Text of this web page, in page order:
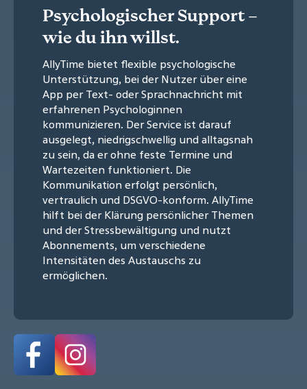
Psychologischer Support –
wie du ihn willst.
AllyTime bietet flexible psychologische
Unterstützung, bei der Nutzer über eine
App per Text- oder Sprachnachricht mit
erfahrenen Psychologinnen
kommunizieren. Der Service ist darauf
ausgelegt, niedrigschwellig und alltagsnah
zu sein, da er ohne feste Termine und
Wartezeiten funktioniert. Die
Kommunikation erfolgt persönlich,
vertraulich und DSGVO-konform. AllyTime
hilft bei der Klärung persönlicher Themen
und der Stressbewältigung und nutzt
Abonnements, um verschiedene
Intensitäten des Austauschs zu
ermöglichen.